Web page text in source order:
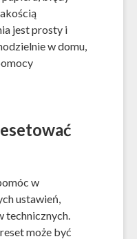
jest prosty i
w domu,
w
ustawień,
technicznych.
może być